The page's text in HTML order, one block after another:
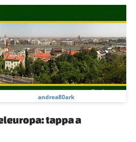
andrea80ark
tappa a